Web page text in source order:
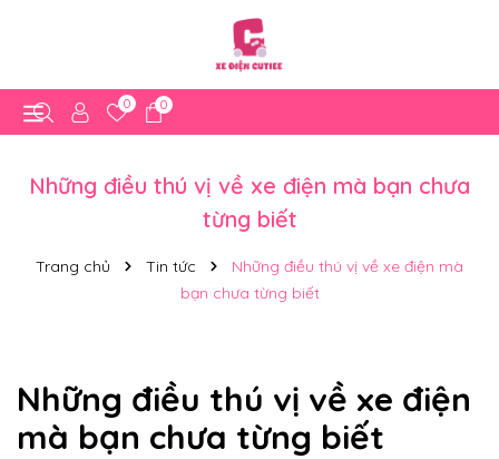
0 0
Những điều thú vị về xe điện mà bạn chưa
từng biết
Trang chủ Tin tức
Những điều thú vị về xe điện mà
bạn chưa từng biết
Những điều thú vị về xe điện
mà bạn chưa từng biết